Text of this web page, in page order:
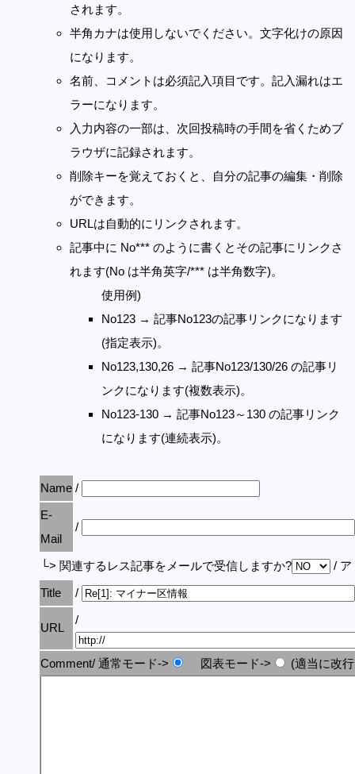
されます。
半角カナは使用しないでください。文字化けの原因
になります。
名前、コメントは必須記入項目です。記入漏れはエ
ラーになります。
入力内容の一部は、次回投稿時の手間を省くためブ
ラウザに記録されます。
削除キーを覚えておくと、自分の記事の編集・削除
ができます。
URLは自動的にリンクされます。
記事中に No*** のように書くとその記事にリンクさ
れます(No は半角英字/*** は半角数字)。
使用例)
No123 → 記事No123の記事リンクになります
(指定表示)。
No123,130,26 → 記事No123/130/26 の記事リ
ンクになります(複数表示)。
No123-130 → 記事No123～130 の記事リンク
になります(連続表示)。
Name /
E-
Mail
/
└> 関連するレス記事をメールで受信しますか?
/ ア
Title
/
URL
/
Comment/ 通常モード-> 図表モード-> (適当に改